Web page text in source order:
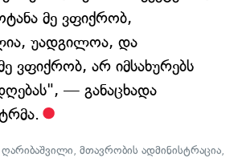
მე ვფიქრობ,
უადგილოა, და
ვფიქრობ, არ იმსახურებს
— განაცხადა
, მთავრობის ადმინისტრაცია,